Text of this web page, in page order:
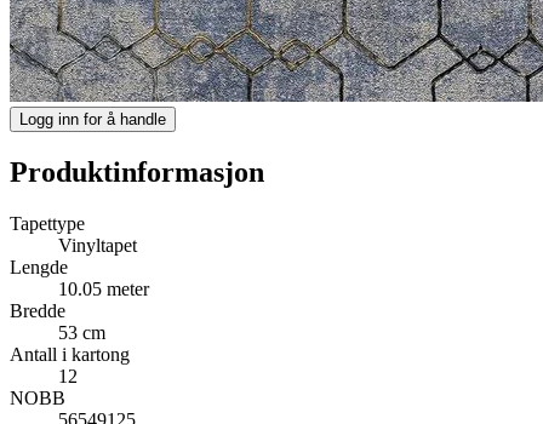
Logg inn for å handle
Produktinformasjon
Tapettype
Vinyltapet
Lengde
10.05 meter
Bredde
53 cm
Antall i kartong
12
NOBB
56549125